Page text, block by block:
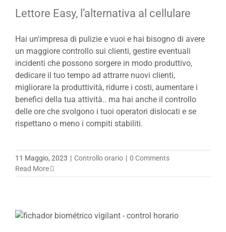
Lettore Easy, l’alternativa al cellulare
Hai un'impresa di pulizie e vuoi e hai bisogno di avere
un maggiore controllo sui clienti, gestire eventuali
incidenti che possono sorgere in modo produttivo,
dedicare il tuo tempo ad attrarre nuovi clienti,
migliorare la produttività, ridurre i costi, aumentare i
benefici della tua attività.. ma hai anche il controllo
delle ore che svolgono i tuoi operatori dislocati e se
rispettano o meno i compiti stabiliti.
11 Maggio, 2023 | Controllo orario | 0 Comments
Read More